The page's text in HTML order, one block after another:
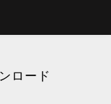
ロード